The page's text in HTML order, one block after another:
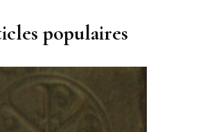
populaires